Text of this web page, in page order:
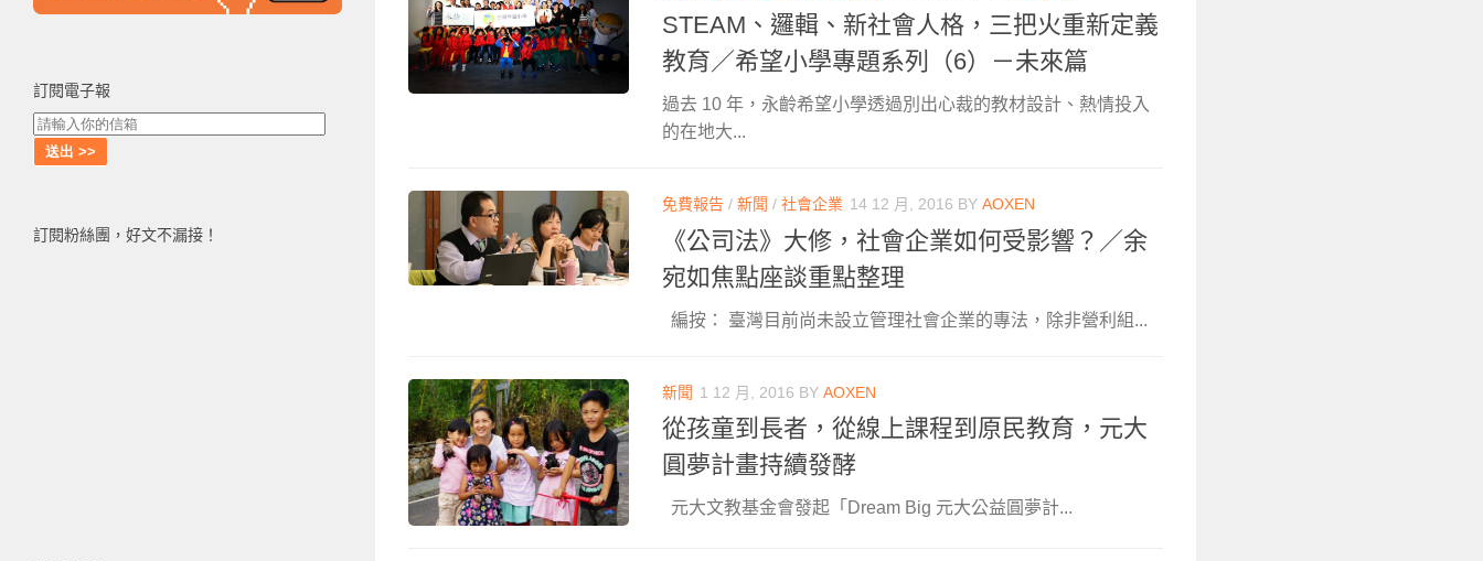
STEAM、邏輯、新社會人格，三把火重新定義
教育／希望小學專題系列（6）－未來篇
過去 10 年，永齡希望小學透過別出心裁的教材設計、熱情投入
的在地大...
免費報告 / 新聞 / 社會企業 14 12 月, 2016 BY AOXEN
《公司法》大修，社會企業如何受影響？／余
宛如焦點座談重點整理
編按： 臺灣目前尚未設立管理社會企業的專法，除非營利組...
新聞 1 12 月, 2016 BY AOXEN
從孩童到長者，從線上課程到原民教育，元大
圓夢計畫持續發酵
元大文教基金會發起「Dream Big 元大公益圓夢計...
訂閱電子報
訂閱粉絲團，好文不漏接！